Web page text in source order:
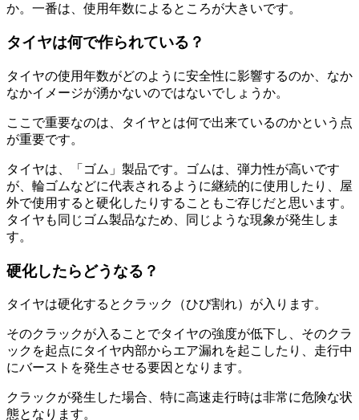
か。一番は、使用年数によるところが大きいです。
タイヤは何で作られている？
タイヤの使用年数がどのように安全性に影響するのか、なか
なかイメージが湧かないのではないでしょうか。
ここで重要なのは、タイヤとは何で出来ているのかという点
が重要です。
タイヤは、「ゴム」製品です。ゴムは、弾力性が高いです
が、輪ゴムなどに代表されるように継続的に使用したり、屋
外で使用すると硬化したりすることもご存じだと思います。
タイヤも同じゴム製品なため、同じような現象が発生しま
す。
硬化したらどうなる？
タイヤは硬化するとクラック（ひび割れ）が入ります。
そのクラックが入ることでタイヤの強度が低下し、そのクラ
ックを起点にタイヤ内部からエア漏れを起こしたり、走行中
にバーストを発生させる要因となります。
クラックが発生した場合、特に高速走行時は非常に危険な状
態となります。